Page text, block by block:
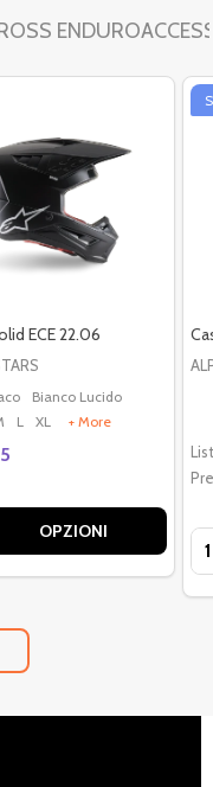
ENDURO
Blu Matt
ECE 22.06
Bianco Lucido
L XL + More
OPZIONI